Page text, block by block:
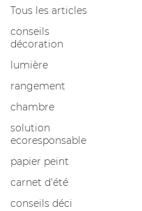
Tous les articles
conseils
décoration
lumière
rangement
chambre
solution
ecoresponsable
papier peint
carnet d'été
conseils déci